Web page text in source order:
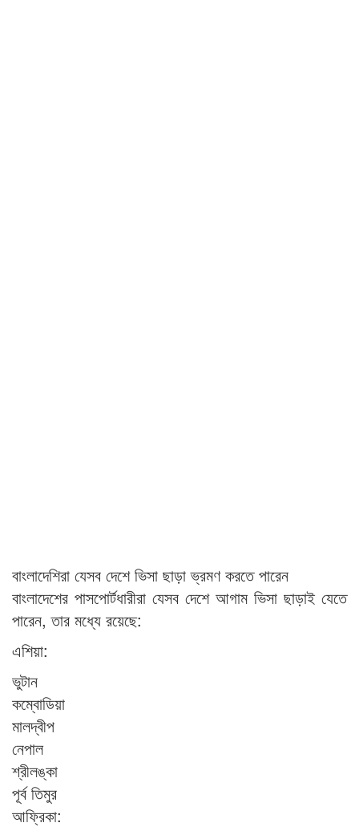
বাংলাদেশিরা যেসব দেশে ভিসা ছাড়া ভ্রমণ করতে পারেন
বাংলাদেশের পাসপোর্টধারীরা যেসব দেশে আগাম ভিসা ছাড়াই যেতে
পারেন, তার মধ্যে রয়েছে:
এশিয়া:
ভুটান
কম্বোডিয়া
মালদ্বীপ
নেপাল
শ্রীলঙ্কা
পূর্ব তিমুর
আফ্রিকা: